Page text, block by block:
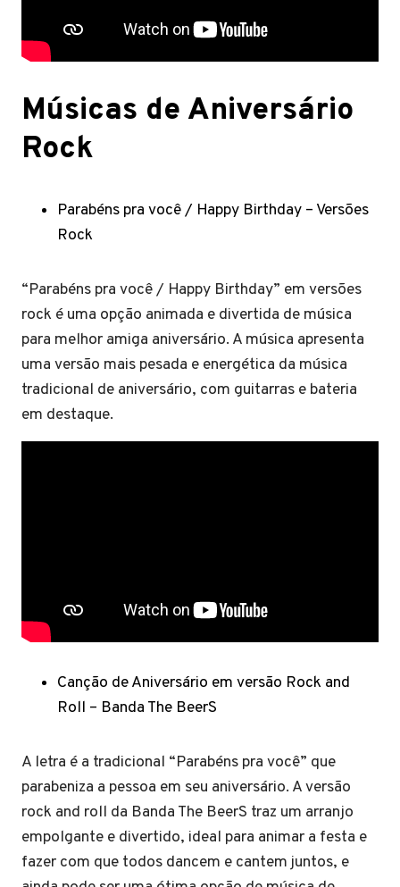
Músicas de Aniversário
Rock
Parabéns pra você / Happy Birthday – Versões
Rock
“Parabéns pra você / Happy Birthday” em versões
rock é uma opção animada e divertida de música
para melhor amiga aniversário. A música apresenta
uma versão mais pesada e energética da música
tradicional de aniversário, com guitarras e bateria
em destaque.
Canção de Aniversário em versão Rock and
Roll – Banda The BeerS
A letra é a tradicional “Parabéns pra você” que
parabeniza a pessoa em seu aniversário. A versão
rock and roll da Banda The BeerS traz um arranjo
empolgante e divertido, ideal para animar a festa e
fazer com que todos dancem e cantem juntos, e